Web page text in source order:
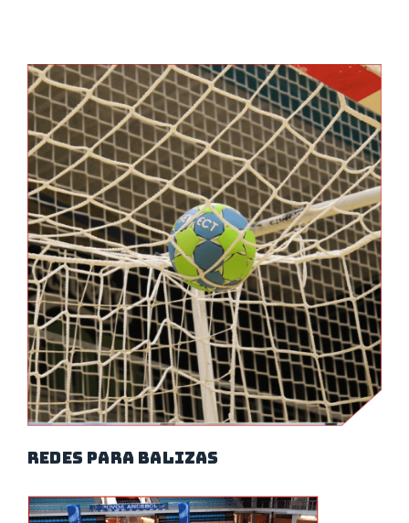
redes para balizas